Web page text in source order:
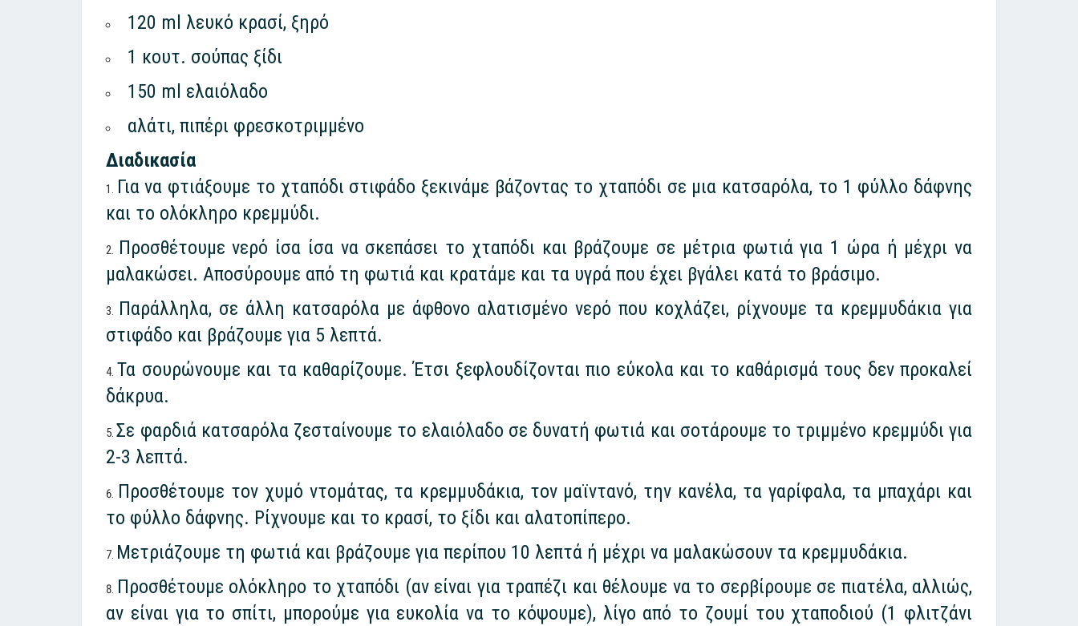
120 ml λευκό κρασί, ξηρό
1 κουτ. σούπας ξίδι
150 ml ελαιόλαδο
αλάτι, πιπέρι φρεσκοτριμμένο
Διαδικασία
Για να φτιάξουμε το χταπόδι στιφάδο ξεκινάμε βάζοντας το χταπόδι σε μια κατσαρόλα, το 1 φύλλο δάφνης
και το ολόκληρο κρεμμύδι.
Προσθέτουμε νερό ίσα ίσα να σκεπάσει το χταπόδι και βράζουμε σε μέτρια φωτιά για 1 ώρα ή μέχρι να
μαλακώσει. Αποσύρουμε από τη φωτιά και κρατάμε και τα υγρά που έχει βγάλει κατά το βράσιμο.
Παράλληλα, σε άλλη κατσαρόλα με άφθονο αλατισμένο νερό που κοχλάζει, ρίχνουμε τα κρεμμυδάκια για
στιφάδο και βράζουμε για 5 λεπτά.
Τα σουρώνουμε και τα καθαρίζουμε. Έτσι ξεφλουδίζονται πιο εύκολα και το καθάρισμά τους δεν προκαλεί
δάκρυα.
Σε φαρδιά κατσαρόλα ζεσταίνουμε το ελαιόλαδο σε δυνατή φωτιά και σοτάρουμε το τριμμένο κρεμμύδι για
2-3 λεπτά.
Προσθέτουμε τον χυμό ντομάτας, τα κρεμμυδάκια, τον μαϊντανό, την κανέλα, τα γαρίφαλα, τα μπαχάρι και
το φύλλο δάφνης. Ρίχνουμε και το κρασί, το ξίδι και αλατοπίπερο.
Μετριάζουμε τη φωτιά και βράζουμε για περίπου 10 λεπτά ή μέχρι να μαλακώσουν τα κρεμμυδάκια.
Προσθέτουμε ολόκληρο το χταπόδι (αν είναι για τραπέζι και θέλουμε να το σερβίρουμε σε πιατέλα, αλλιώς,
αν είναι για το σπίτι, μπορούμε για ευκολία να το κόψουμε), λίγο από το ζουμί του χταποδιού (1 φλιτζάνι